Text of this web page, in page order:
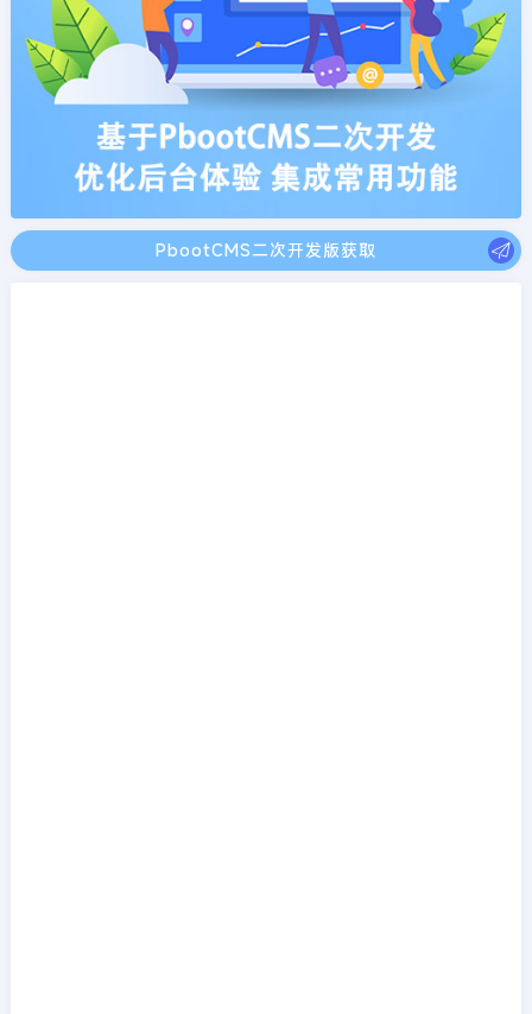
PbootCMS二次开发版获取